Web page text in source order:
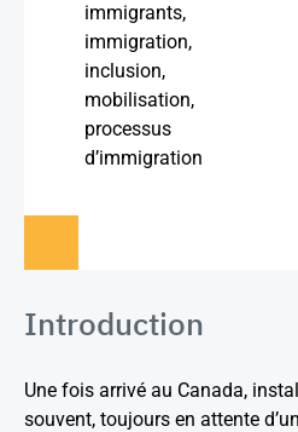
immigrants,
immigration,
inclusion,
mobilisation,
processus
d’immigration
Introduction
Une fois arrivé au Canada,
souvent, toujours en attente